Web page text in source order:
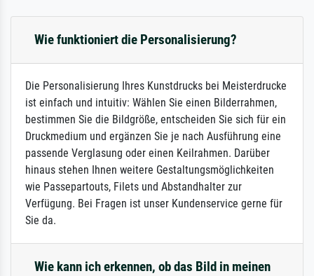
Wie funktioniert die Personalisierung?
Die Personalisierung Ihres Kunstdrucks bei Meisterdrucke
ist einfach und intuitiv: Wählen Sie einen Bilderrahmen,
bestimmen Sie die Bildgröße, entscheiden Sie sich für ein
Druckmedium und ergänzen Sie je nach Ausführung eine
passende Verglasung oder einen Keilrahmen. Darüber
hinaus stehen Ihnen weitere Gestaltungsmöglichkeiten
wie Passepartouts, Filets und Abstandhalter zur
Verfügung. Bei Fragen ist unser Kundenservice gerne für
Sie da.
Wie kann ich erkennen, ob das Bild in meinen